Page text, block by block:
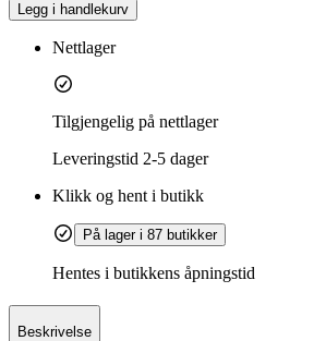
Legg i handlekurv
Nettlager
Tilgjengelig på nettlager
Leveringstid 2-5 dager
Klikk og hent i butikk
På lager i 87 butikker
Hentes i butikkens åpningstid
Beskrivelse